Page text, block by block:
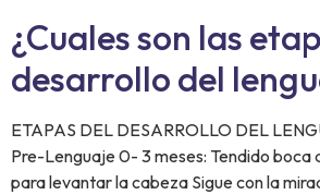
¿Cuales son las
desarrollo del
ETAPAS DEL DESARROLLO DEL
Pre-Lenguaje 0- 3 meses: Tendido boca
para levantar la cabeza Sigue con la